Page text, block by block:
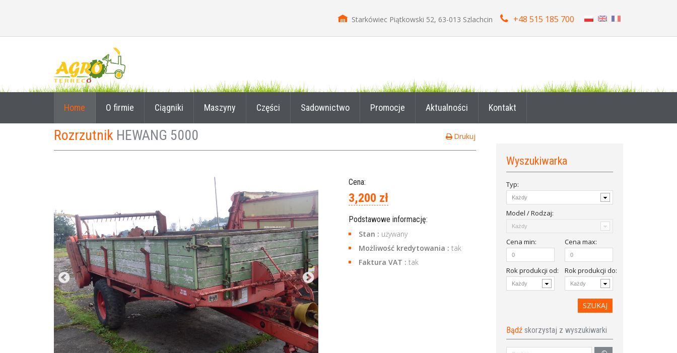
Starkówiec Piątkowski 52, 63-013 Szlachcin +48 515 185 700
Home O firmie Ciągniki Maszyny Części Sadownictwo Promocje Aktualności Kontakt
Rozrzutnik HEWANG 5000 Drukuj
Cena:
3,200 zł
Podstawowe informację:
Stan : używany
Możliwość kredytowania : tak
Faktura VAT : tak
Wyszukiwarka
Typ:
Model / Rodzaj:
Cena min: Cena max:
Rok produkcji od: Rok produkcji do:
Bądź skorzystaj z wyszukiwarki